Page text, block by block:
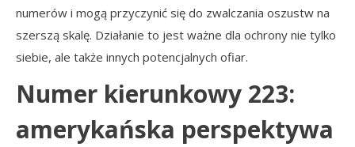
numerów i mogą przyczynić się do zwalczania oszustw na
szerszą skalę. Działanie to jest ważne dla ochrony nie tylko
siebie, ale także innych potencjalnych ofiar.
Numer kierunkowy 223:
amerykańska perspektywa